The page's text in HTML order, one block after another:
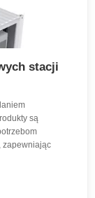
stacji
są
zapewniając